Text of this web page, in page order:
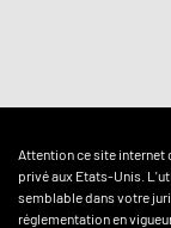
Attention ce site internet
privé aux Etats-Unis.
semblable dans votre
réglementation en